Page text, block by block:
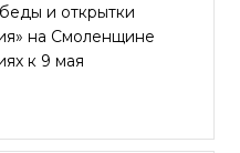
и открытки
на Смоленщине
к 9 мая